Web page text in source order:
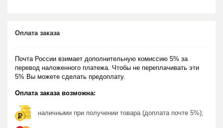
Оплата заказа
Почта России взимает дополнительную комиссию 5% за
перевод наложенного платежа. Чтобы не переплачивать эти
5% Вы можете сделать предоплату.
Оплата заказа возможна:
наличными при получении товара (доплата почте 5%);